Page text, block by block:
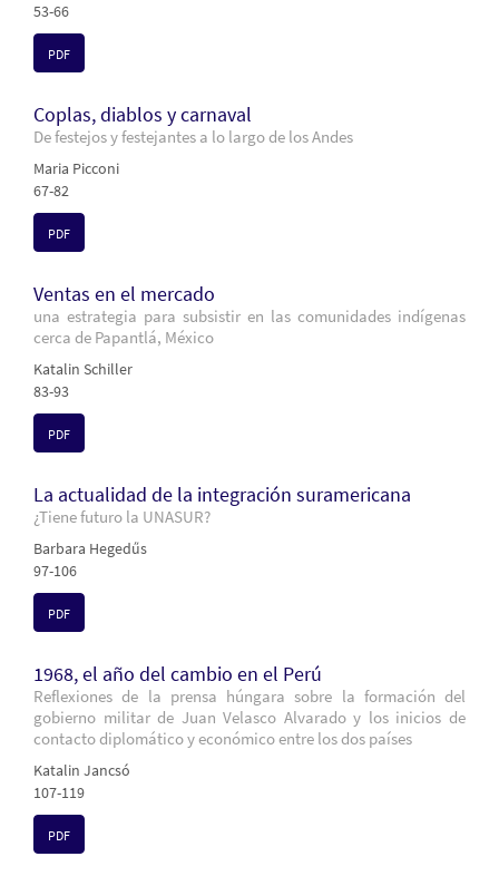
53-66
PDF
Coplas, diablos y carnaval
De festejos y festejantes a lo largo de los Andes
Maria Picconi
67-82
PDF
Ventas en el mercado
una estrategia para subsistir en las comunidades indígenas
cerca de Papantlá, México
Katalin Schiller
83-93
PDF
La actualidad de la integración suramericana
¿Tiene futuro la UNASUR?
Barbara Hegedűs
97-106
PDF
1968, el año del cambio en el Perú
Reflexiones de la prensa húngara sobre la formación del
gobierno militar de Juan Velasco Alvarado y los inicios de
contacto diplomático y económico entre los dos países
Katalin Jancsó
107-119
PDF